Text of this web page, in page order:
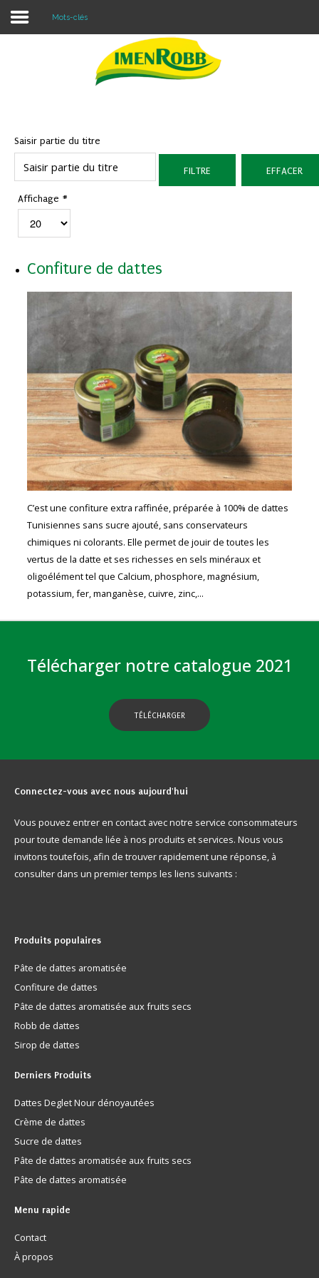
Contacter Nous
Blog
Mots-clés
Saisir partie du titre
FILTRE EFFACER
Affichage #
Confiture de dattes
C’est une confiture extra raffinée, préparée à 100% de dattes
Tunisiennes sans sucre ajouté, sans conservateurs
chimiques ni colorants. Elle permet de jouir de toutes les
vertus de la datte et ses richesses en sels minéraux et
oligoélément tel que Calcium, phosphore, magnésium,
potassium, fer, manganèse, cuivre, zinc,...
Télécharger notre catalogue 2021
TÉLÉCHARGER
Connectez-vous avec nous aujourd'hui
Vous pouvez entrer en contact avec notre service consommateurs
pour toute demande liée à nos produits et services. Nous vous
invitons toutefois, afin de trouver rapidement une réponse, à
consulter dans un premier temps les liens suivants :
Produits populaires
Pâte de dattes aromatisée
Confiture de dattes
Pâte de dattes aromatisée aux fruits secs
Robb de dattes
Sirop de dattes
Derniers Produits
Dattes Deglet Nour dénoyautées
Crème de dattes
Sucre de dattes
Pâte de dattes aromatisée aux fruits secs
Pâte de dattes aromatisée
Menu rapide
Contact
À propos